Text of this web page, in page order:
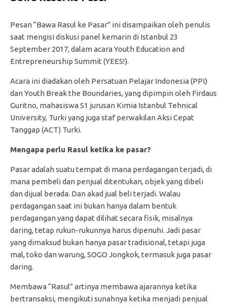
Pesan “Bawa Rasul ke Pasar” ini disampaikan oleh penulis
saat mengisi diskusi panel kemarin di Istanbul 23
September 2017, dalam acara Youth Education and
Entrepreneurship Summit (YEES!).
Acara ini diadakan oleh Persatuan Pelajar Indonesia (PPI)
dan Youth Break the Boundaries, yang dipimpin oleh Firdaus
Guritno, mahasiswa S1 jurusan Kimia Istanbul Tehnical
University, Turki yang juga staf perwakilan Aksi Cepat
Tanggap (ACT) Turki.
Mengapa perlu Rasul ketika ke pasar?
Pasar adalah suatu tempat di mana perdagangan terjadi, di
mana pembeli dan penjual ditentukan, objek yang dibeli
dan dijual berada. Dan akad jual beli terjadi. Walau
perdagangan saat ini bukan hanya dalam bentuk
perdagangan yang dapat dilihat secara fisik, misalnya
daring, tetap rukun-rukunnya harus dipenuhi. Jadi pasar
yang dimaksud bukan hanya pasar tradisional, tetapi juga
mal, toko dan warung, SOGO Jongkok, termasuk juga pasar
daring.
Membawa “Rasul” artinya membawa ajarannya ketika
bertransaksi, mengikuti sunahnya ketika menjadi penjual